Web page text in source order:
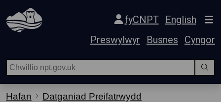
Hepgor gwe-lywio
fyCNPT
English
Preswylwyr
Busnes Cyngor
Hafan Datganiad Preifatrwydd